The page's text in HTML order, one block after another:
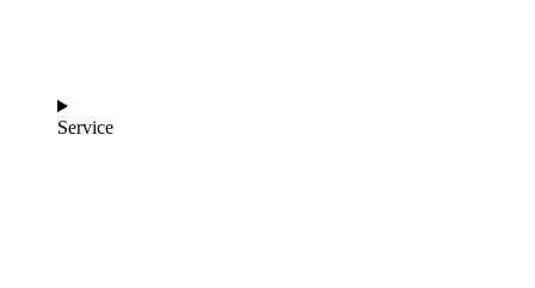
Service